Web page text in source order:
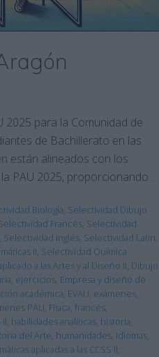
2025 para la Comunidad de
de Bachillerato en las
están alineados con los
PAU 2025, proporcionando …
Biología, Selectividad Dibujo
Francés, Selectividad
, Selectividad Inglés, Selectividad Latin,
II, Selectividad Química
a las Artes y al Diseño II, Dibujo
, ejercicios, Empresa y diseño de
académica, EVAU, exámenes,
PAU, Física, francés,
, habilidades analíticas, historia,
del Arte, humanidades, Idiomas,
aplicadas a las CCSS II,